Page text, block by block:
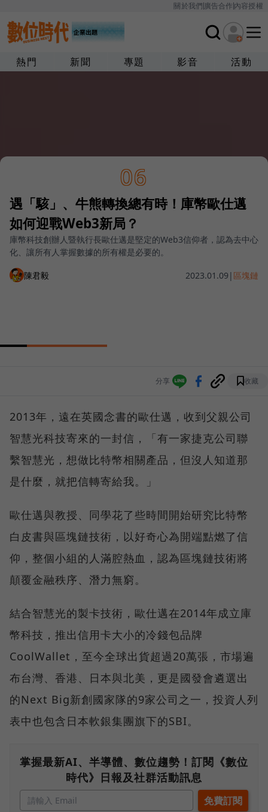
關於我們廣告合作內容授權
熱門 新聞 專題 影音 活動
06
遇「駭」、牛熊轉換總有時！庫幣歐仕邁
如何迎戰Web3新局？
庫幣科技創辦人暨執行長歐仕邁是堅定的Web3信仰者，認為去中心
化、讓所有人掌握數據的所有權是必要的。
陳君毅 2023.01.09 | 區塊鏈
分享 收藏
2013年，遠在英國念書的歐仕邁，收到父親公司
智慧光科技寄來的一封信，「有一家捷克公司聯
繫智慧光，想做比特幣相關產品，但沒人知道那
是什麼，就把信轉寄給我。」
歐仕邁與教授、同學花了些時間開始研究比特幣
白皮書與區塊鏈技術，以好奇心為開端點燃了信
仰，整個小組的人滿腔熱血，認為區塊鏈技術將
顛覆金融秩序、潛力無窮。
結合智慧光的製卡技術，歐仕邁在2014年成立庫
幣科技，推出信用卡大小的冷錢包品牌
CoolWallet，至今全球出貨超過20萬張，市場遍
布台灣、香港、日本與北美，更是國發會遴選出
的Next Big新創國家隊的9家公司之一，投資人列
表中也包含日本軟銀集團旗下的SBI。
掌握最新AI、半導體、數位趨勢！訂閱《數位
時代》日報及社群活動訊息